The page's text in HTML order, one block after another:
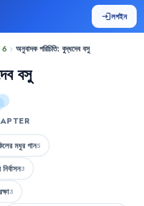
loginলগইন
6 chevron_right অনুবাদক পরিচিতি: বুদ্ধদেব বসু
বসু
মধুর গান5
3
3